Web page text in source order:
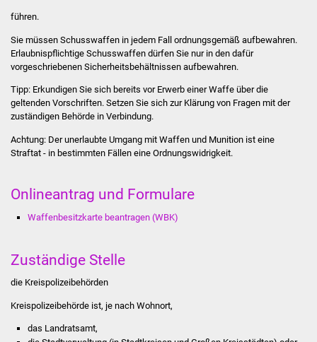
Dienstleistungen
Lebenslagen
Bürgerinfos
Bildung
Schulen
führen.
Sie müssen Schusswaffen in jedem Fall ordnungsgemäß aufbewahren.
Erlaubnispflichtige Schusswaffen dürfen Sie nur in den dafür
vorgeschriebenen Sicherheitsbehältnissen aufbewahren.
Tipp:Erkundigen Sie sich bereits vor Erwerb einer Waffe über die
geltenden Vorschriften. Setzen Sie sich zur Klärung von Fragen mit der
zuständigen Behörde in Verbindung.
Achtung: Der unerlaubte Umgang mit Waffen und Munition ist eine
Straftat - in bestimmten Fällen eine Ordnungswidrigkeit.
Onlineantrag und Formulare
Waffenbesitzkarte beantragen (WBK)
Zuständige Stelle
die Kreispolizeibehörden
Kreispolizeibehörde ist, je nach Wohnort,
das Landratsamt,